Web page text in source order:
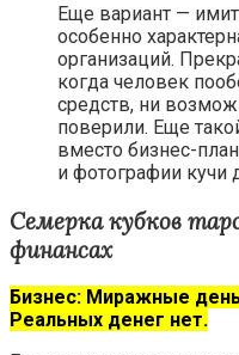
Еще вариант —
особенно
организаций.
когда человек
средств, ни
поверили. Еще
вместо бизнес-
и фотографии кучи
Семерка кубков
финансах
Бизнес: Миражные
Реальных денег нет.